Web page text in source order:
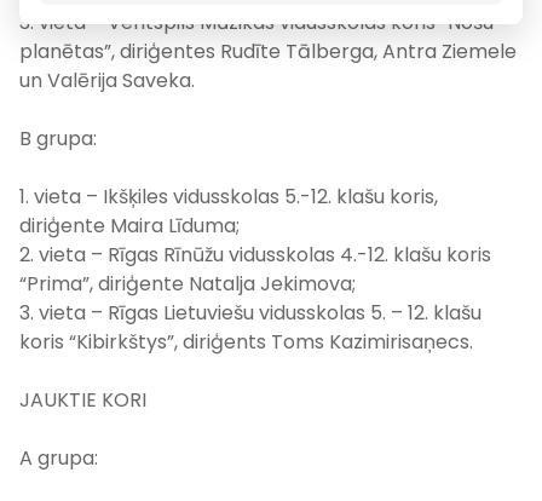
3. vieta – Ventspils Mūzikas vidusskolas koris “Nošu
planētas”, diriģentes Rudīte Tālberga, Antra Ziemele
un Valērija Saveka.
B grupa:
1. vieta – Ikšķiles vidusskolas 5.-12. klašu koris,
diriģente Maira Līduma;
2. vieta – Rīgas Rīnūžu vidusskolas 4.-12. klašu koris
“Prima”, diriģente Natalja Jekimova;
3. vieta – Rīgas Lietuviešu vidusskolas 5. – 12. klašu
koris “Kibirkštys”, diriģents Toms Kazimirisaņecs.
JAUKTIE KORI
A grupa: